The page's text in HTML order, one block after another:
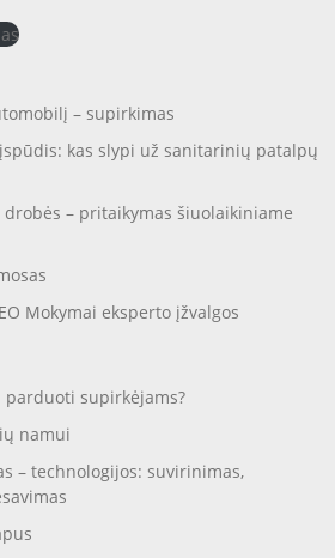
– supirkimas
kas slypi už sanitarinių patalpų
– pritaikymas šiuolaikiniame
Mokymai eksperto įžvalgos
supirkėjams?
namui
– technologijos: suvirinimas,